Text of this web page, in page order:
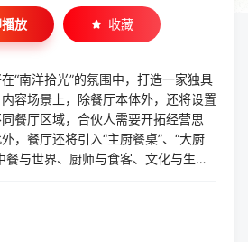
放 收藏
“南洋拾光”的氛围中，打造一家独具
容场景上，除餐厅本体外，还将设置
餐厅区域，合伙人需要开拓经营思
，餐厅还将引入“主厨餐桌”、“大厨
餐与世界、厨师与食客、文化与生活